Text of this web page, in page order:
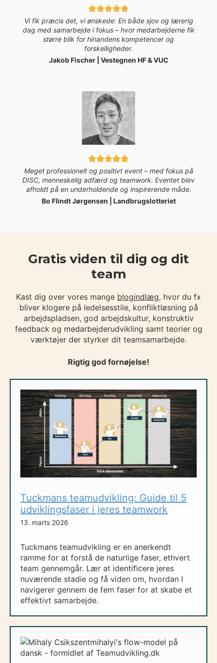
Vi fik præcis det, vi ønskede: En både sjov og lærerig
dag med samarbejde i fokus – hvor medarbejderne fik
større blik for hinandens kompetencer og
forskelligheder.
Jakob Fischer | Vestegnen HF & VUC
Meget professionelt og positivt event – med fokus på
DISC, menneskelig adfærd og teamwork. Eventet blev
afholdt på en underholdende og inspirerende måde.
Bo Flindt Jørgensen | Landbrugslotteriet
Gratis viden til dig og dit
team
Kast dig over vores mange blogindlæg, hvor du fx
bliver klogere på ledelsesstile, konfliktløsning på
arbejdspladsen, god arbejdskultur, konstruktiv
feedback og medarbejderudvikling samt teorier og
værktøjer der styrker dit teamsamarbejde.
Rigtig god fornøjelse!
Tuckmans teamudvikling: Guide til 5
udviklingsfaser i jeres teamwork
13. marts 2026
Tuckmans teamudvikling er en anerkendt
ramme for at forstå de naturlige faser, ethvert
team gennemgår. Lær at identificere jeres
nuværende stadie og få viden om, hvordan I
navigerer gennem de fem faser for at skabe et
effektivt samarbejde.